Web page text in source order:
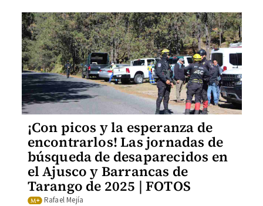
¡Con picos y la esperanza de
encontrarlos! Las jornadas de
búsqueda de desaparecidos en
el Ajusco y Barrancas de
Tarango de 2025 | FOTOS
Rafael Mejía